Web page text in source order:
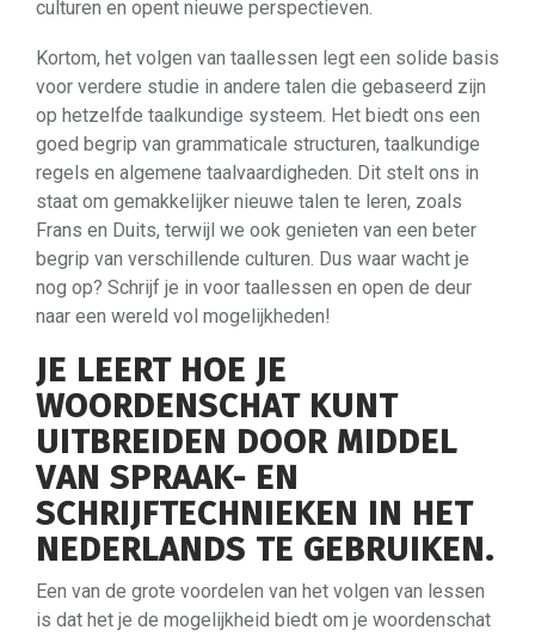
culturen en opent nieuwe perspectieven.
Kortom, het volgen van taallessen legt een solide basis
voor verdere studie in andere talen die gebaseerd zijn
op hetzelfde taalkundige systeem. Het biedt ons een
goed begrip van grammaticale structuren, taalkundige
regels en algemene taalvaardigheden. Dit stelt ons in
staat om gemakkelijker nieuwe talen te leren, zoals
Frans en Duits, terwijl we ook genieten van een beter
begrip van verschillende culturen. Dus waar wacht je
nog op? Schrijf je in voor taallessen en open de deur
naar een wereld vol mogelijkheden!
JE LEERT HOE JE
WOORDENSCHAT KUNT
UITBREIDEN DOOR MIDDEL
VAN SPRAAK- EN
SCHRIJFTECHNIEKEN IN HET
NEDERLANDS TE GEBRUIKEN.
Een van de grote voordelen van het volgen van lessen
is dat het je de mogelijkheid biedt om je woordenschat